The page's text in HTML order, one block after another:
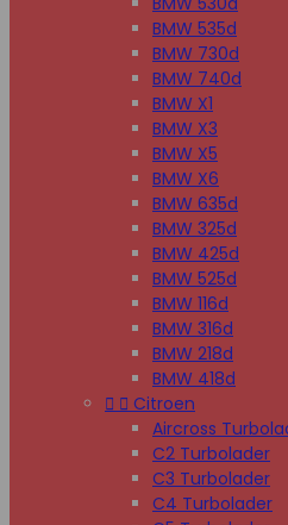
BMW 535d
BMW 730d
BMW 740d
BMW X1
BMW X3
BMW X5
BMW X6
BMW 635d
BMW 325d
BMW 425d
BMW 525d
BMW 116d
BMW 316d
BMW 218d
BMW 418d
  Citroen
Aircross
C2 Turbolader
C3 Turbolader
C4 Turbolader